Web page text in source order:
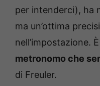
per intenderci), ha
ma un’ottima
nell’impostazione.
metronomo che
di Freuler.